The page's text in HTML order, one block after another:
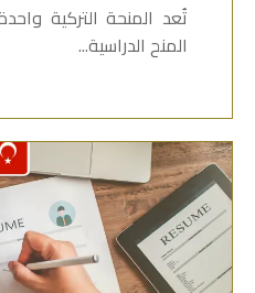
تُعد المنحة التركية
المنح الدراسية...